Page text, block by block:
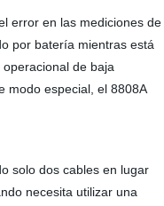
error en las mediciones de
por batería mientras está
de baja
modo especial, el 8808A
solo dos cables en lugar
necesita utilizar una